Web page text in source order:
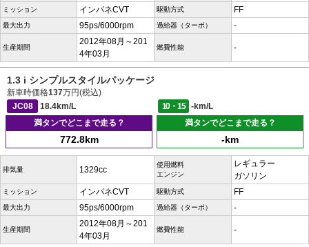
ミッション インパネCVT 駆動方式 FF
最大出力 95ps/6000rpm 過給器（ターボ） -
生産期間
2012年08月～201
4年03月
燃費性能 -
1.3 i シンプルスタイルパッケージ
新車時価格137万円(税込)
JC08
18.4km/L 10・15
-km/L
満タンでどこまで走る？
772.8km
満タンでどこまで走る？
-km
排気量 1329cc
使用燃料
エンジン
レギュラー
ガソリン
ミッション インパネCVT 駆動方式 FF
最大出力 95ps/6000rpm 過給器（ターボ） -
生産期間
2012年08月～201
4年03月
燃費性能 -